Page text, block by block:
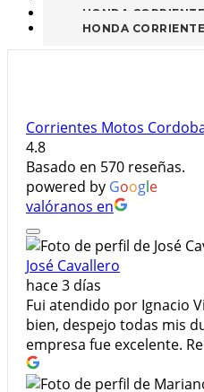
HONDA
HONDA
Corrientes Motos
4.8
Basado en 570 reseñas.
powered by Google
valóranos en
José Cavallero
hace 3 días
Fui atendido por Ignacio
bien, despejo todas mis
empresa fue excelente.